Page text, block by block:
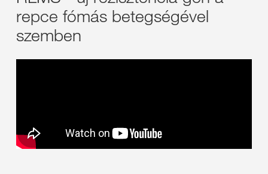
repce fómás betegségével
szemben